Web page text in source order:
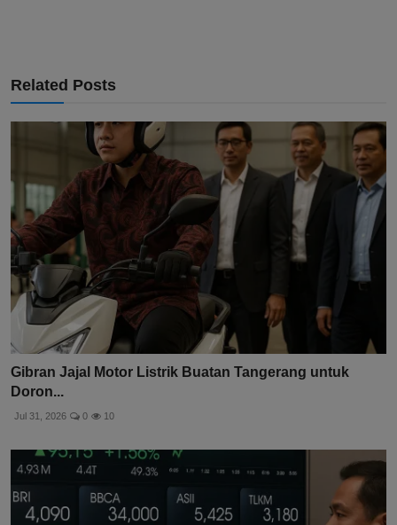
Related Posts
Gibran Jajal Motor Listrik Buatan Tangerang untuk
Doron...
Jul 31, 2026 0 10